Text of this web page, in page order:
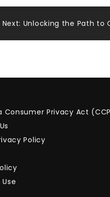
Next: Unlocking the Path to
Consumer Privacy Act
Policy